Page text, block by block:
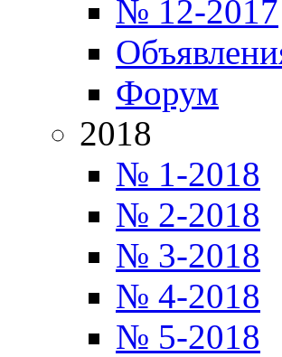
№ 12-2017
Форум
2018
№ 1-2018
№ 2-2018
№ 3-2018
№ 4-2018
№ 5-2018